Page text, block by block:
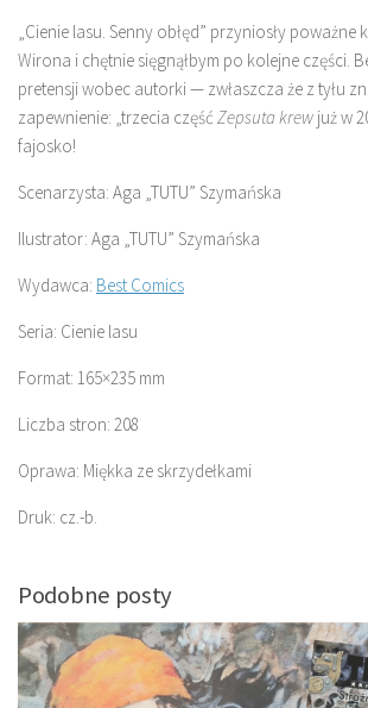
„Cienie lasu. Senny obłęd” przyniosły poważne
Wirona i chętnie sięgnąłbym po kolejne części.
pretensji wobec autorki — zwłaszcza że z tyłu
zapewnienie: „trzecia część Zepsuta krew już w
fajosko!
Scenarzysta: Aga „TUTU” Szymańska
Ilustrator: Aga „TUTU” Szymańska
Wydawca: Best Comics
Seria: Cienie lasu
Format: 165×235 mm
Liczba stron: 208
Oprawa: Miękka ze skrzydełkami
Druk: cz.-b.
Podobne posty